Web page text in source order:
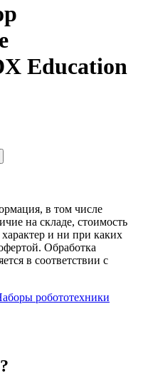
Education
в том числе
на складе, стоимость
и ни при каких
Обработка
в соответствии с
робототехники